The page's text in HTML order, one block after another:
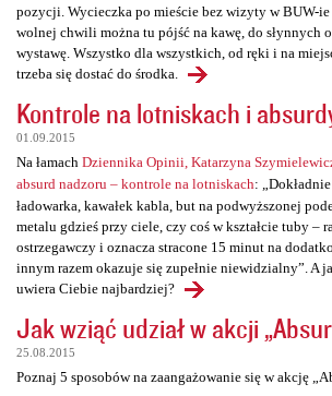
pozycji. Wycieczka po mieście bez wizyty w BUW-
wolnej chwili można tu pójść na kawę, do słynnych
wystawę. Wszystko dla wszystkich, od ręki i na
trzeba się dostać do środka.
Kontrole na lotniskach i
01.09.2015
Na łamach Dziennika Opinii, Katarzyna
absurd nadzoru – kontrole na lotniskach:
ładowarka, kawałek kabla, but na podwyższonej
metalu gdzieś przy ciele, czy coś w kształcie tuby –
ostrzegawczy i oznacza stracone 15 minut na
innym razem okazuje się zupełnie niewidzialny”. A
uwiera Ciebie najbardziej?
Jak wziąć udział w akcji
25.08.2015
Poznaj 5 sposobów na zaangażowanie się w akcję